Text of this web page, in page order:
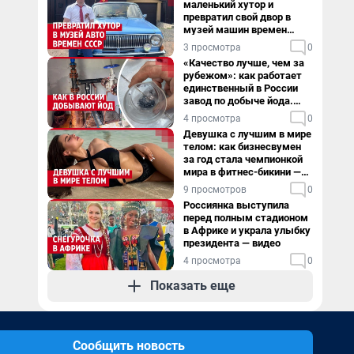
маленький хутор и
превратил свой двор в
музей машин времен
СССР. Видео
3 просмотра 0
«Качество лучше, чем за
рубежом»: как работает
единственный в России
завод по добыче йода.
Видео
4 просмотра 0
Девушка с лучшим в мире
телом: как бизнесвумен
за год стала чемпионкой
мира в фитнес-бикини —
видео
9 просмотров 0
Россиянка выступила
перед полным стадионом
в Африке и украла улыбку
президента — видео
4 просмотра 0
Показать еще
Сообщить новость